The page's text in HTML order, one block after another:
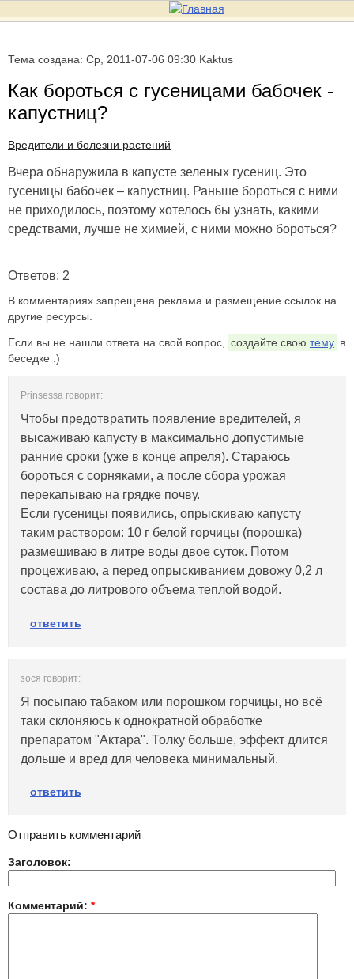
Тема создана: Ср, 2011-07-06 09:30 Kaktus
Как бороться с гусеницами бабочек -
капустниц?
Вредители и болезни растений
Вчера обнаружила в капусте зеленых гусениц. Это
гусеницы бабочек – капустниц. Раньше бороться с ними
не приходилось, поэтому хотелось бы узнать, какими
средствами, лучше не химией, с ними можно бороться?
Ответов: 2
В комментариях запрещена реклама и размещение ссылок на
другие ресурсы.
Если вы не нашли ответа на свой вопрос, создайте свою тему в
беседке :)
Prinsessa говорит:
Чтобы предотвратить появление вредителей, я
высаживаю капусту в максимально допустимые
ранние сроки (уже в конце апреля). Стараюсь
бороться с сорняками, а после сбора урожая
перекапываю на грядке почву.
Если гусеницы появились, опрыскиваю капусту
таким раствором: 10 г белой горчицы (порошка)
размешиваю в литре воды двое суток. Потом
процеживаю, а перед опрыскиванием довожу 0,2 л
состава до литрового объема теплой водой.
ответить
зося говорит:
Я посыпаю табаком или порошком горчицы, но всё
таки склоняюсь к однократной обработке
препаратом "Актара". Толку больше, эффект длится
дольше и вред для человека минимальный.
ответить
Отправить комментарий
Заголовок:
Комментарий: *